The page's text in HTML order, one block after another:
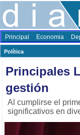
Principal Economia
Polí­tica
Principales
gestión
Al cumplirse el
significativos en